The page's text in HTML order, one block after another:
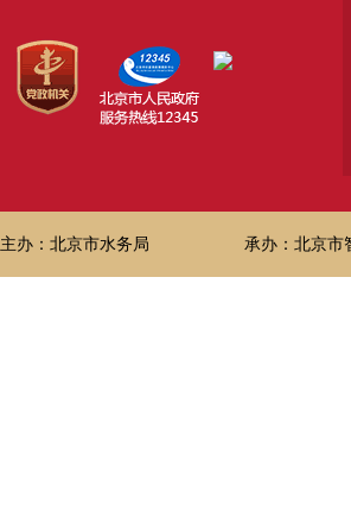
主办：北京市水务局 承办：北京市